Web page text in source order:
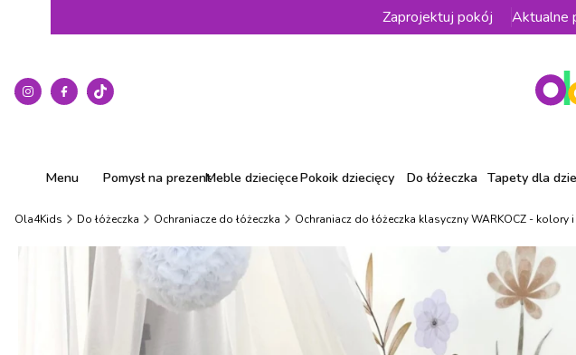
Zaprojektuj pokój Aktualne
Menu Pomysł na prezentMeble dziecięcePokoik dziecięcy Do łóżeczka Tapety dla
Ola4Kids Do łóżeczka Ochraniacze do łóżeczka Ochraniacz do łóżeczka klasyczny WARKOCZ - kolory